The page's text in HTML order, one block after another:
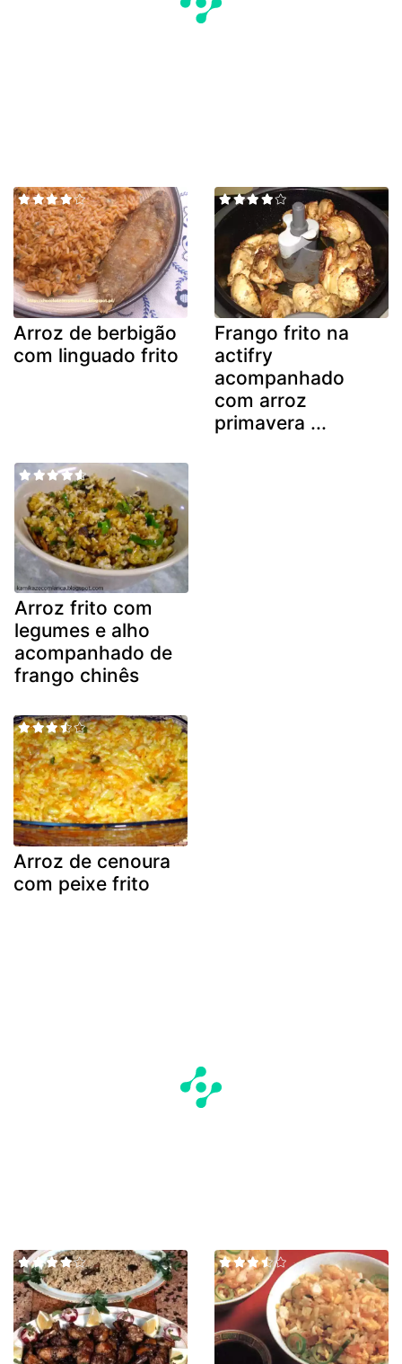
Arroz de berbigão
com linguado frito
Frango frito na
actifry
acompanhado
com arroz
primavera ...
Arroz frito com
legumes e alho
acompanhado de
frango chinês
Arroz de cenoura
com peixe frito